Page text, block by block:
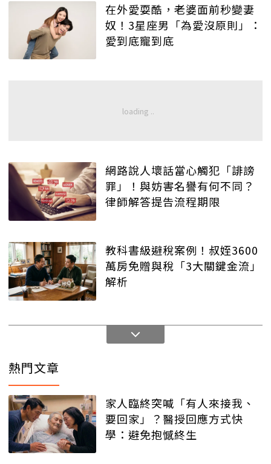
在外愛耍酷，老婆面前秒變妻
奴！3星座男「為愛沒原則」：
愛到底寵到底
網路說人壞話當心觸犯「誹謗
罪」！與妨害名譽有何不同？
律師解答提告流程期限
教科書級避稅案例！叔姪3600
萬房免贈與稅「3大關鍵金流」
解析
熱門文章
家人臨終突喊「有人來接我、
要回家」？醫授回應方式快
學：避免抱憾終生